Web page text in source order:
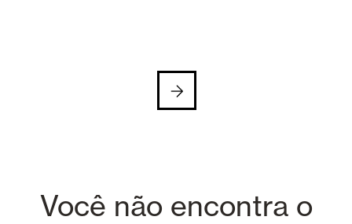
Você não encontra o